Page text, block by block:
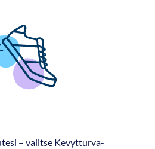
– valitse Kevytturva-